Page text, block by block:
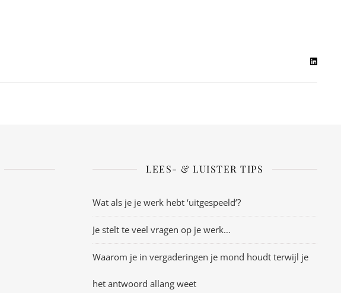
LEES- & LUISTER TIPS
Wat als je je werk hebt ‘uitgespeeld’?
Je stelt te veel vragen op je werk…
Waarom je in vergaderingen je mond houdt terwijl je
het antwoord allang weet